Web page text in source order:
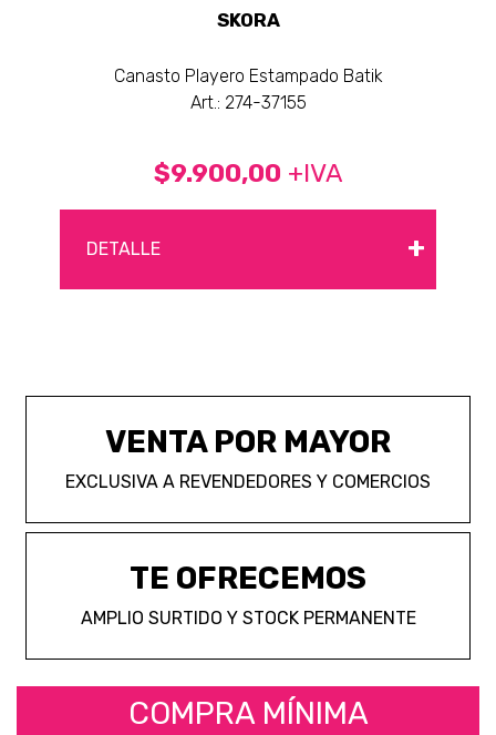
SKORA
Canasto Playero Estampado Batik
Art.: 274-37155
$9.900,00 +IVA
DETALLE +
VENTA POR MAYOR
EXCLUSIVA A REVENDEDORES Y COMERCIOS
TE OFRECEMOS
AMPLIO SURTIDO Y STOCK PERMANENTE
COMPRA MÍNIMA